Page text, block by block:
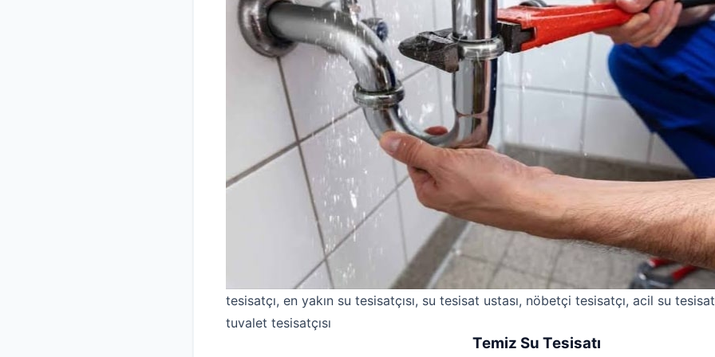
tesisatçı, en yakın su tesisatçısı, su tesisat ustası, nöbetçi tesisatçı, acil su
tuvalet tesisatçısı
Temiz Su Tesisatı